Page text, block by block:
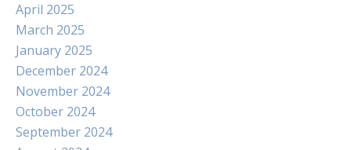
April 2025
March 2025
January 2025
December 2024
November 2024
October 2024
September 2024